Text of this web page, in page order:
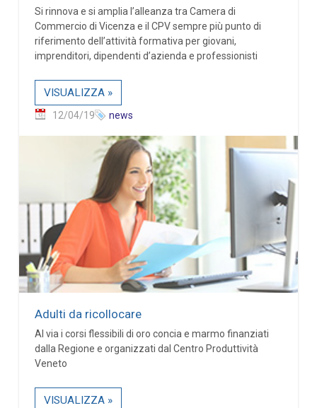
Si rinnova e si amplia l’alleanza tra Camera di
Commercio di Vicenza e il CPV sempre più punto di
riferimento dell’attività formativa per giovani,
imprenditori, dipendenti d’azienda e professionisti
VISUALIZZA »
12/04/19 news
Adulti da ricollocare
Al via i corsi flessibili di oro concia e marmo finanziati
dalla Regione e organizzati dal Centro Produttività
Veneto
VISUALIZZA »